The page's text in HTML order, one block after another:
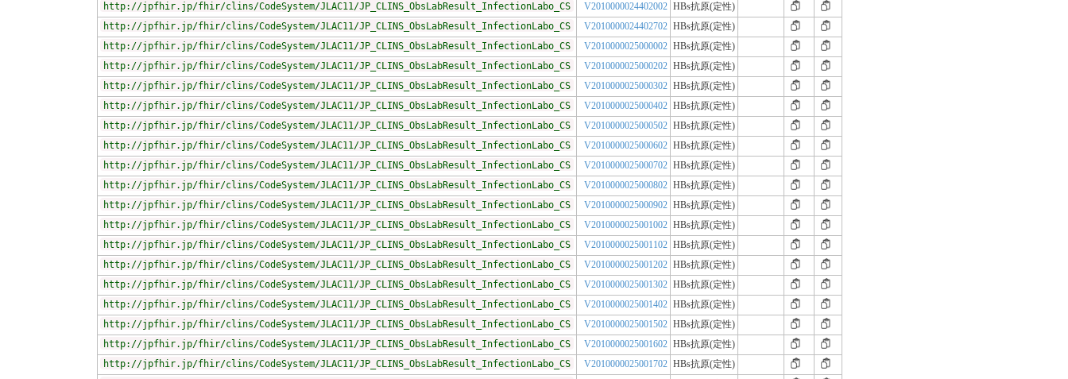
http://jpfhir.jp/fhir/clins/CodeSystem/JLAC11/JP_CLINS_ObsLabResult_InfectionLabo_CS
V2010000024402002 HBs抗原(定性)
http://jpfhir.jp/fhir/clins/CodeSystem/JLAC11/JP_CLINS_ObsLabResult_InfectionLabo_CS
V2010000024402702 HBs抗原(定性)
http://jpfhir.jp/fhir/clins/CodeSystem/JLAC11/JP_CLINS_ObsLabResult_InfectionLabo_CS
V2010000025000002 HBs抗原(定性)
http://jpfhir.jp/fhir/clins/CodeSystem/JLAC11/JP_CLINS_ObsLabResult_InfectionLabo_CS
V2010000025000202 HBs抗原(定性)
http://jpfhir.jp/fhir/clins/CodeSystem/JLAC11/JP_CLINS_ObsLabResult_InfectionLabo_CS
V2010000025000302 HBs抗原(定性)
http://jpfhir.jp/fhir/clins/CodeSystem/JLAC11/JP_CLINS_ObsLabResult_InfectionLabo_CS
V2010000025000402 HBs抗原(定性)
http://jpfhir.jp/fhir/clins/CodeSystem/JLAC11/JP_CLINS_ObsLabResult_InfectionLabo_CS
V2010000025000502 HBs抗原(定性)
http://jpfhir.jp/fhir/clins/CodeSystem/JLAC11/JP_CLINS_ObsLabResult_InfectionLabo_CS
V2010000025000602 HBs抗原(定性)
http://jpfhir.jp/fhir/clins/CodeSystem/JLAC11/JP_CLINS_ObsLabResult_InfectionLabo_CS
V2010000025000702 HBs抗原(定性)
http://jpfhir.jp/fhir/clins/CodeSystem/JLAC11/JP_CLINS_ObsLabResult_InfectionLabo_CS
V2010000025000802 HBs抗原(定性)
http://jpfhir.jp/fhir/clins/CodeSystem/JLAC11/JP_CLINS_ObsLabResult_InfectionLabo_CS
V2010000025000902 HBs抗原(定性)
http://jpfhir.jp/fhir/clins/CodeSystem/JLAC11/JP_CLINS_ObsLabResult_InfectionLabo_CS
V2010000025001002 HBs抗原(定性)
http://jpfhir.jp/fhir/clins/CodeSystem/JLAC11/JP_CLINS_ObsLabResult_InfectionLabo_CS
V2010000025001102 HBs抗原(定性)
http://jpfhir.jp/fhir/clins/CodeSystem/JLAC11/JP_CLINS_ObsLabResult_InfectionLabo_CS
V2010000025001202 HBs抗原(定性)
http://jpfhir.jp/fhir/clins/CodeSystem/JLAC11/JP_CLINS_ObsLabResult_InfectionLabo_CS
V2010000025001302 HBs抗原(定性)
http://jpfhir.jp/fhir/clins/CodeSystem/JLAC11/JP_CLINS_ObsLabResult_InfectionLabo_CS
V2010000025001402 HBs抗原(定性)
http://jpfhir.jp/fhir/clins/CodeSystem/JLAC11/JP_CLINS_ObsLabResult_InfectionLabo_CS
V2010000025001502 HBs抗原(定性)
http://jpfhir.jp/fhir/clins/CodeSystem/JLAC11/JP_CLINS_ObsLabResult_InfectionLabo_CS
V2010000025001602 HBs抗原(定性)
http://jpfhir.jp/fhir/clins/CodeSystem/JLAC11/JP_CLINS_ObsLabResult_InfectionLabo_CS
V2010000025001702 HBs抗原(定性)